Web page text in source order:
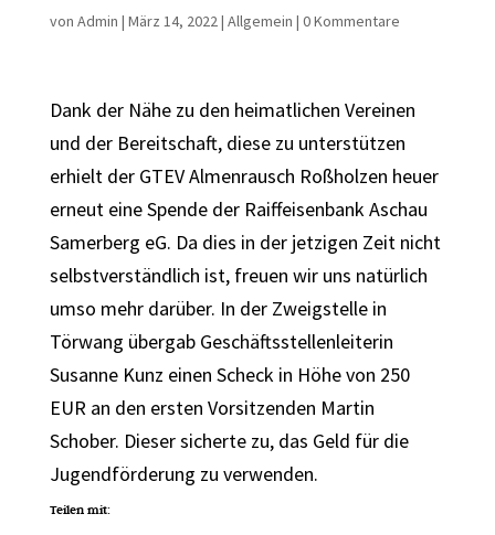
von Admin | März 14, 2022| Allgemein | 0 Kommentare
Dank der Nähe zu den heimatlichen Vereinen
und der Bereitschaft, diese zu unterstützen
erhielt der GTEV Almenrausch Roßholzen heuer
erneut eine Spende der Raiffeisenbank Aschau
Samerberg eG. Da dies in der jetzigen Zeit nicht
selbstverständlich ist, freuen wir uns natürlich
umso mehr darüber. In der Zweigstelle in
Törwang übergab Geschäftsstellenleiterin
Susanne Kunz einen Scheck in Höhe von 250
EUR an den ersten Vorsitzenden Martin
Schober. Dieser sicherte zu, das Geld für die
Jugendförderung zu verwenden.
Teilen mit: